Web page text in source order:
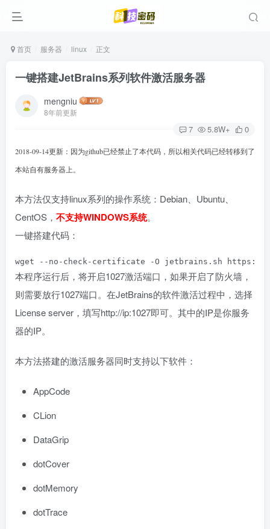
首页 服务器 linux 正文
一键搭建JetBrains系列软件激活服务器
mengniu
8年前更新
7 5.8W+ 0
2018-09-14更新：因为github已经禁止了本代码，所以相关代码已经转移到了
本站自有服务器上。
本方法仅支持linux系列的操作系统：Debian、Ubuntu、
CentOS， 不支持WINDOWS系统。
一键搭建代码：
wget --no-check-certificate -O jetbrains.sh https://
本程序运行后，将开启1027激活端口，如果开启了防火墙，
则需要放行1027端口。在JetBrains的软件激活过程中，选择
License server，填写http://ip:1027即可。其中的IP是你服务
器的IP。
本方法搭建的激活服务器同时支持以下软件：
AppCode
CLion
DataGrip
dotCover
dotMemory
dotTrace